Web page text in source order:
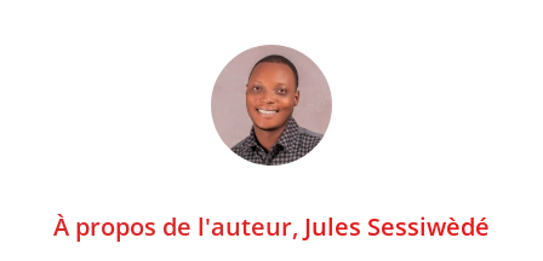
À propos de l'auteur, Jules Sessiwèdé